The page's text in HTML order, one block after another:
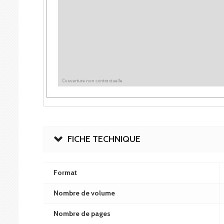
FICHE TECHNIQUE
Format
Nombre de volume
Nombre de pages